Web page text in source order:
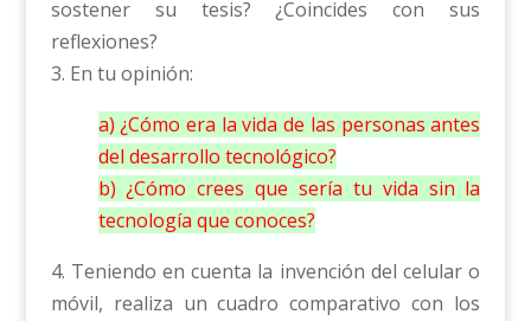
sostener su tesis? ¿Coincides con sus
reflexiones?
3. En tu opinión:
a) ¿Cómo era la vida de las personas antes
del desarrollo tecnológico?
b) ¿Cómo crees que sería tu vida sin la
tecnología que conoces?
4. Teniendo en cuenta la invención del celular o
móvil, realiza un cuadro comparativo con los